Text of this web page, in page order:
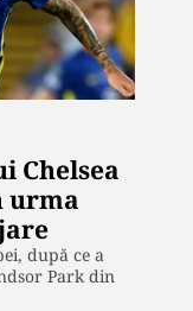
Chelsea
urma
după ce a
Park din